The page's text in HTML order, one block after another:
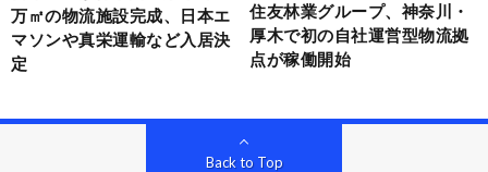
万㎡の物流施設完成、日本エ
マソンや真栄運輸など入居決
定
住友林業グループ、神奈川・
厚木で初の自社運営型物流拠
点が稼働開始
Back to Top